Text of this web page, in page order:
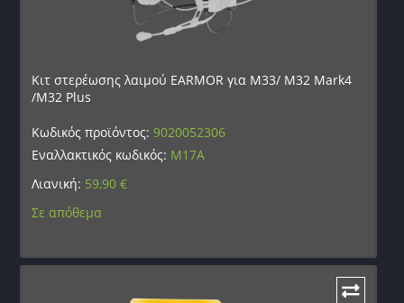
Κιτ στερέωσης λαιμού EARMOR για M33/ M32 Mark4
/M32 Plus
Κωδικός προϊόντος:9020052306
Εναλλακτικός κωδικός: M17A
Λιανική: 59,90€
Σε απόθεμα